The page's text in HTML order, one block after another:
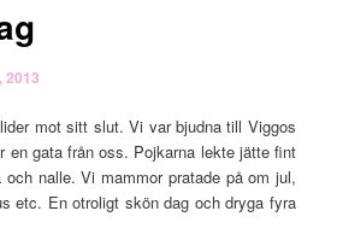
2013
mot sitt slut. Vi var bjudna till Viggos
en gata från oss. Pojkarna lekte jätte fint
nalle. Vi mammor pratade på om jul,
etc. En otroligt skön dag och dryga fyra